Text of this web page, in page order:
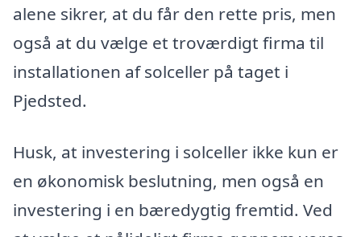
alene sikrer, at du får den rette pris, men
også at du vælge et troværdigt firma til
installationen af solceller på taget i
Pjedsted.
Husk, at investering i solceller ikke kun er
en økonomisk beslutning, men også en
investering i en bæredygtig fremtid. Ved